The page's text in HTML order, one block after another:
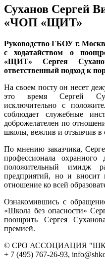
Суханов Сергей
«ЧОП «ЩИТ»
Руководство ГБОУ г.
с ходатайством о
«ЩИТ» Сергея
ответственный подход к
На своем посту он несет
это время Сергей
исключительно с
соблюдает служебные
доброжелателен по
школы, вежлив и отзывчив в
По мнению заказчика,
профессионала
положительный имидж
предприятий, но и вносит
отношение ко всей
Ознакомившись с
«Школа без опасности»
поощрить Сергея
премией.
© СРО АССОЦИАЦИЯ
+ 7 (495) 767-26-93,